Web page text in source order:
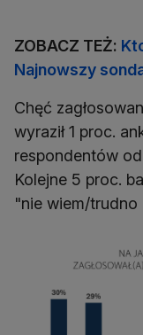
ZOBACZ TEŻ:
Najnowszy
Chęć
wyraził 1 proc.
respondentów
Kolejne 5 proc.
"nie wiem/trudno